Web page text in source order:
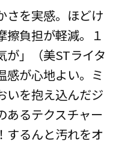
さを実感。ほどけ
擦負担が軽減。１
が」（美STライタ
感が心地よい。ミ
いを抱え込んだジ
あるテクスチャー
するんと汚れをオ